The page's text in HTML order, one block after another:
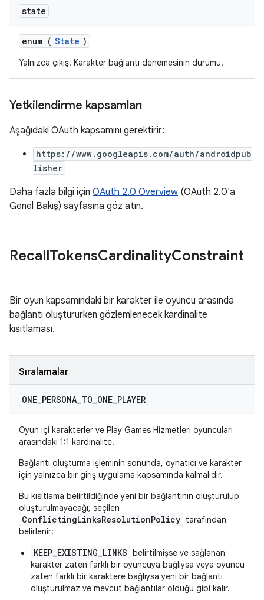
state
enum ( State )
Yalnızca çıkış. Karakter bağlantı denemesinin durumu.
Yetkilendirme kapsamları
Aşağıdaki OAuth kapsamını gerektirir:
https://www.googleapis.com/auth/androidpub
lisher
Daha fazla bilgi için OAuth 2.0 Overview (OAuth 2.0'a
Genel Bakış) sayfasına göz atın.
RecallTokensCardinalityConstraint
Bir oyun kapsamındaki bir karakter ile oyuncu arasında
bağlantı oluştururken gözlemlenecek kardinalite
kısıtlaması.
Sıralamalar
ONE_PERSONA_TO_ONE_PLAYER
Oyun içi karakterler ve Play Games Hizmetleri oyuncuları
arasındaki 1:1 kardinalite.
Bağlantı oluşturma işleminin sonunda, oynatıcı ve karakter
için yalnızca bir giriş uygulama kapsamında kalmalıdır.
Bu kısıtlama belirtildiğinde yeni bir bağlantının oluşturulup
oluşturulmayacağı, seçilen
ConflictingLinksResolutionPolicy tarafından
belirlenir:
KEEP_EXISTING_LINKS belirtilmişse ve sağlanan
karakter zaten farklı bir oyuncuya bağlıysa veya oyuncu
zaten farklı bir karaktere bağlıysa yeni bir bağlantı
oluşturulmaz ve mevcut bağlantılar olduğu gibi kalır.